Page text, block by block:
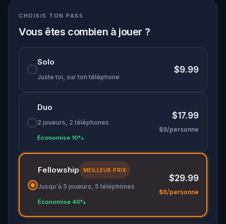
CHOISIS TON PASS
Vous êtes combien à jouer ?
Solo
Juste toi, sur ton téléphone
$9.99
Duo
2 joueurs, 2 téléphones
Économise 10%
$17.99
$9/personne
Fellowship MEILLEUR PRIX
Jusqu'à 5 joueurs, 5 téléphones
Économise 40%
$29.99
$6/personne